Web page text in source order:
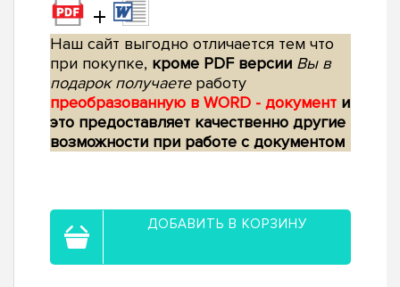
+
Наш сайт выгодно отличается тем что
при покупке, кроме PDF версии Вы в
подарок получаетеработу
преобразованную в WORD - документ и
это предоставляет качественно другие
возможности при работе с документом
ДОБАВИТЬ В КОРЗИНУ